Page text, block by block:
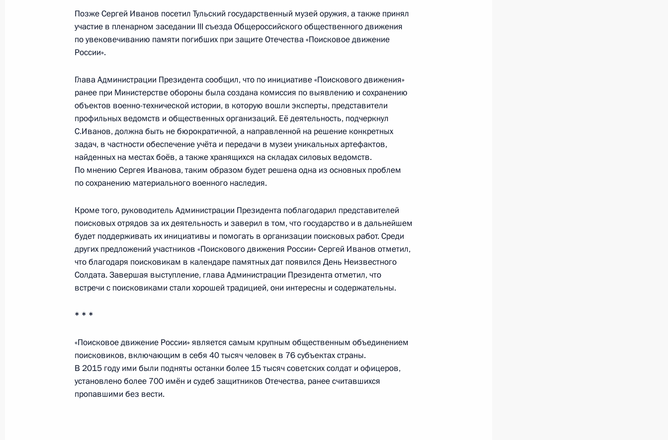
по направлению «Промышленность»
25 марта 2022 года, 13:30
Заседание рабочей группы Госсовета по экономическим
вопросам и противодействию распространению новой
коронавирусной инфекции
23 марта 2022 года, 15:00
Заседание рабочей группы Госсовета по экономическим
вопросам и противодействию распространению новой
16 марта 2022 года, 13:00
Заседание комиссии Госсовета по направлению
«Промышленность»
27 октября 2021 года, 14:00
Встреча с губернатором Тульской области Алексеем Дюминым
14 сентября 2021 года, 18:00
Заседание комиссии Государственного Совета по направлению
Позже Сергей Иванов посетил Тульский государственный музей оружия, а также принял
участие в пленарном заседании III съезда Общероссийского общественного движения
по увековечиванию памяти погибших при защите Отечества «Поисковое движение
России».
Глава Администрации Президента сообщил, что по инициативе «Поискового движения»
ранее при Министерстве обороны была создана комиссия по выявлению и сохранению
объектов военно-технической истории, в которую вошли эксперты, представители
профильных ведомств и общественных организаций. Её деятельность, подчеркнул
С.Иванов, должна быть не бюрократичной, а направленной на решение конкретных
задач, в частности обеспечение учёта и передачи в музеи уникальных артефактов,
найденных на местах боёв, а также хранящихся на складах силовых ведомств.
По мнению Сергея Иванова, таким образом будет решена одна из основных проблем
по сохранению материального военного наследия.
Кроме того, руководитель Администрации Президента поблагодарил представителей
поисковых отрядов за их деятельность и заверил в том, что государство и в дальнейшем
будет поддерживать их инициативы и помогать в организации поисковых работ. Среди
других предложений участников «Поискового движения России» Сергей Иванов отметил,
что благодаря поисковикам в календаре памятных дат появился День Неизвестного
Солдата. Завершая выступление, глава Администрации Президента отметил, что
встречи с поисковиками стали хорошей традицией, они интересны и содержательны.
* * *
«Поисковое движение России» является самым крупным общественным объединением
поисковиков, включающим в себя 40 тысяч человек в 76 субъектах страны.
В 2015 году ими были подняты останки более 15 тысяч советских солдат и офицеров,
установлено более 700 имён и судеб защитников Отечества, ранее считавшихся
пропавшими без вести.